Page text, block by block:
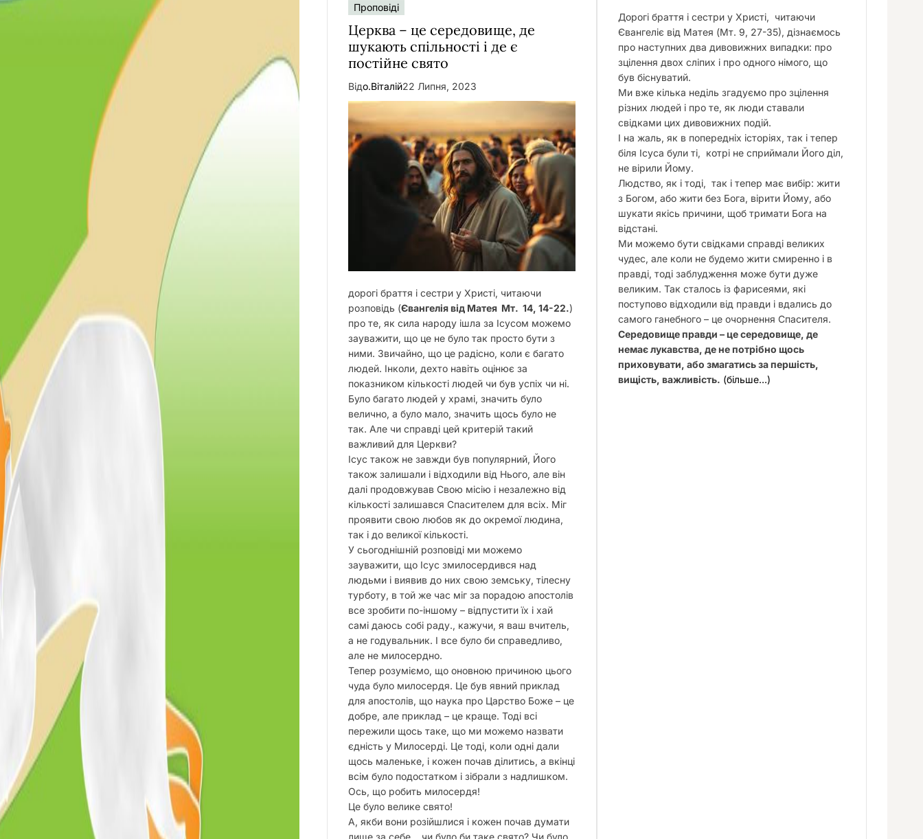
Проповіді
Церква – це середовище, де
шукають спільності і де є
постійне свято
Відо.Віталій22 Липня, 2023
дорогі браття і сестри у Христі, читаючи
розповідь (Євангелія від Матея Мт. 14, 14-22.)
про те, як сила народу ішла за Ісусом можемо
зауважити, що це не було так просто бути з
ними. Звичайно, що це радісно, коли є багато
людей. Інколи, дехто навіть оцінює за
показником кількості людей чи був успіх чи ні.
Було багато людей у храмі, значить було
велично, а було мало, значить щось було не
так. Але чи справді цей критерій такий
важливий для Церкви?
Ісус також не завжди був популярний, Його
також залишали і відходили від Нього, але він
далі продовжував Свою місію і незалежно від
кількості залишався Спасителем для всіх. Міг
проявити свою любов як до окремої людина,
так і до великої кількості.
У сьогоднішній розповіді ми можемо
зауважити, що Ісус змилосердився над
людьми і виявив до них свою земську, тілесну
турботу, в той же час міг за порадою апостолів
все зробити по-іншому – відпустити їх і хай
самі даюсь собі раду., кажучи, я ваш вчитель,
а не годувальник. І все було би справедливо,
але не милосердно.
Тепер розуміємо, що оновною причиною цього
чуда було милосердя. Це був явний приклад
для апостолів, що наука про Царство Боже – це
добре, але приклад – це краще. Тоді всі
пережили щось таке, що ми можемо назвати
єдність у Милосерді. Це тоді, коли одні дали
щось маленьке, і кожен почав ділитись, а вкінці
всім було подостатком і зібрали з надлишком.
Ось, що робить милосердя!
Це було велике свято!
А, якби вони розійшлися і кожен почав думати
лише за себе… чи було би таке свято? Чи було
Дорогі браття і сестри у Христі, читаючи
Євангеліє від Матея (Мт. 9, 27-35), дізнаємось
про наступних два дивовижних випадки: про
зцілення двох сліпих і про одного німого, що
був біснуватий.
Ми вже кілька неділь згадуємо про зцілення
різних людей і про те, як люди ставали
свідками цих дивовижних подій.
І на жаль, як в попередніх історіях, так і тепер
біля Ісуса були ті, котрі не сприймали Його діл,
не вірили Йому.
Людство, як і тоді, так і тепер має вибір: жити
з Богом, або жити без Бога, вірити Йому, або
шукати якісь причини, щоб тримати Бога на
відстані.
Ми можемо бути свідками справді великих
чудес, але коли не будемо жити смиренно і в
правді, тоді заблудження може бути дуже
великим. Так сталось із фарисеями, які
поступово відходили від правди і вдались до
самого ганебного – це очорнення Спасителя.
Середовище правди – це середовище, де
немає лукавства, де не потрібно щось
приховувати, або змагатись за першість,
вищість, важливість. (більше…)